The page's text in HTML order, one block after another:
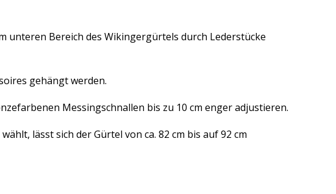
unteren Bereich des Wikingergürtels durch Lederstücke
gehängt werden.
Messingschnallen bis zu 10 cm enger adjustieren.
lässt sich der Gürtel von ca. 82 cm bis auf 92 cm